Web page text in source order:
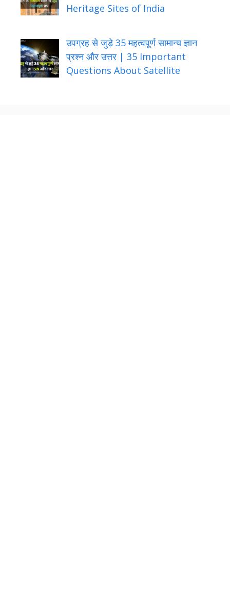
Heritage Sites of India
उपग्रह से जुड़े 35 महत्वपूर्ण सामान्य ज्ञान
प्रश्न और उत्तर | 35 Important
Questions About Satellite